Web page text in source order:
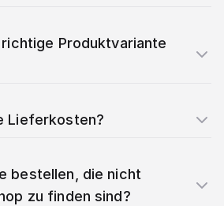
Produktvariante
Lieferkosten?
bestellen, die nicht
zu finden sind?